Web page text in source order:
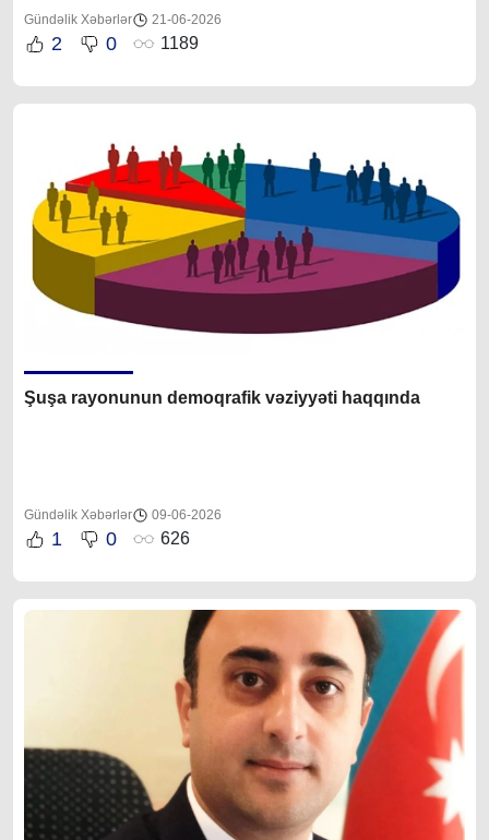
Gündəlik Xəbərlər 21-06-2026
2 0 1189
Şuşa rayonunun demoqrafik vəziyyəti haqqında
Gündəlik Xəbərlər 09-06-2026
1 0 626